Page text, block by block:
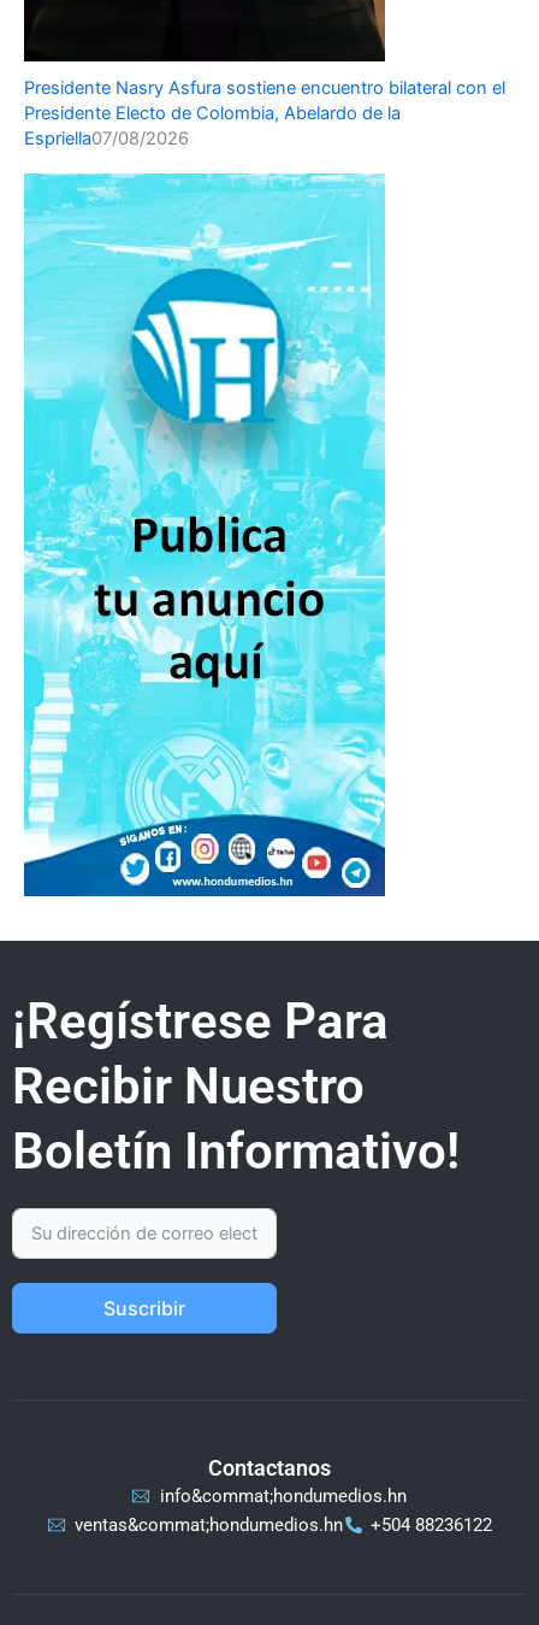
Presidente Nasry Asfura sostiene encuentro bilateral con el
Presidente Electo de Colombia, Abelardo de la
Espriella07/08/2026
¡Regístrese Para
Recibir Nuestro
Boletín Informativo!
Suscribir
Contactanos
info&commat;hondumedios.hn
ventas&commat;hondumedios.hn
+504 88236122